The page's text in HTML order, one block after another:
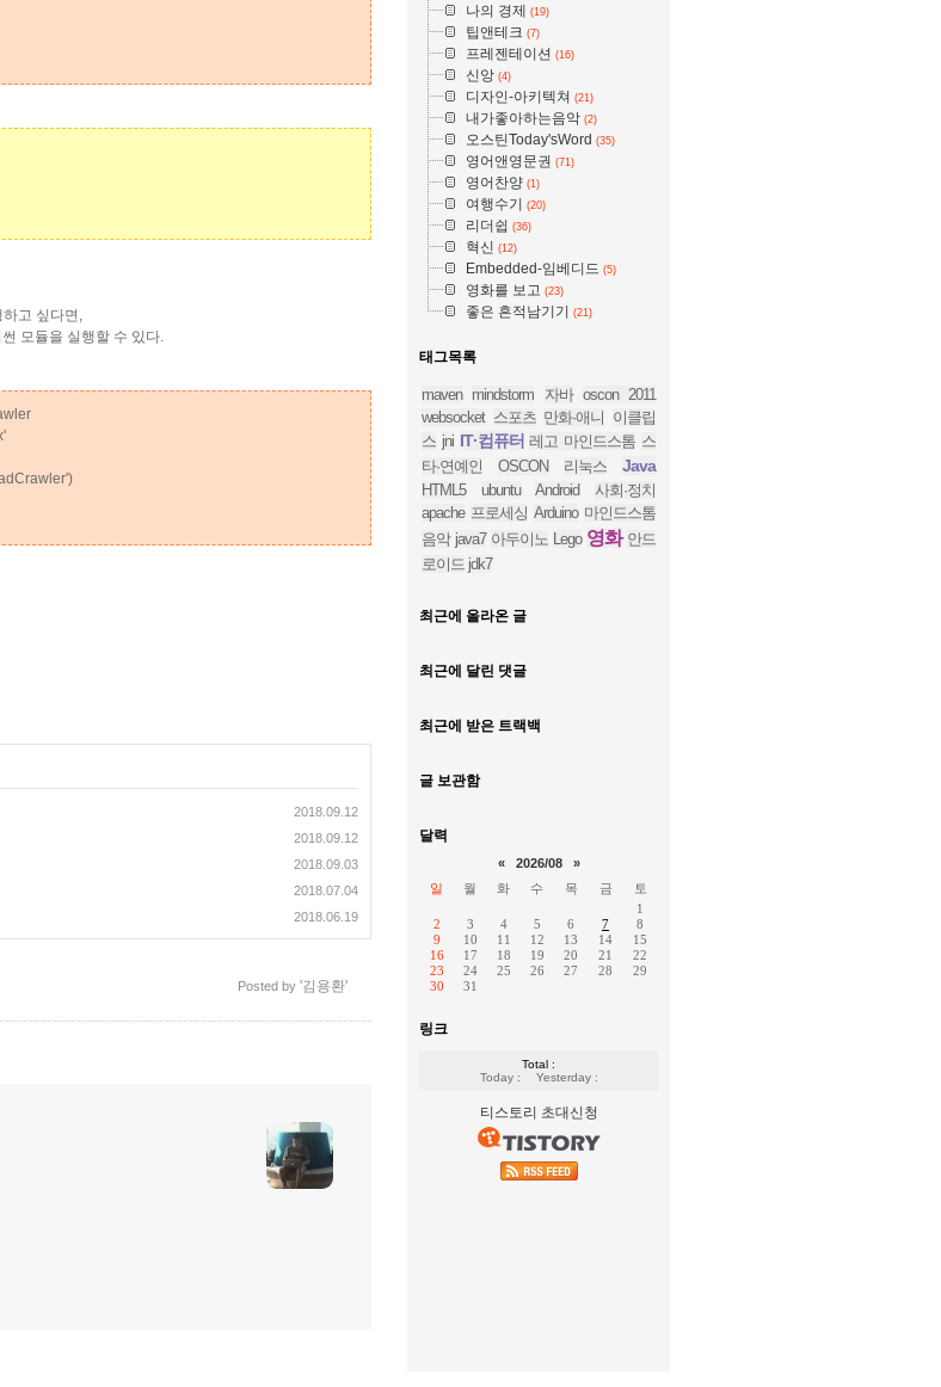
고 싶다면,
모듈을 실행할 수 있다.
2018.09.12
2018.09.12
2018.09.03
2018.07.04
2018.06.19
Posted by '김용환'
나의 경제 (19)
팁앤테크 (7)
프레젠테이션 (16)
신앙 (4)
디자인-아키텍쳐 (21)
내가좋아하는음악 (2)
오스틴Today'sWord (35)
영어앤영문권 (71)
영어찬양 (1)
여행수기 (20)
리더쉽 (36)
혁신 (12)
Embedded-임베디드 (5)
영화를 보고 (23)
좋은 흔적남기기 (21)
태그목록
maven mindstorm 자바 oscon 2011
websocket 스포츠 만화·애니 이클립
스 jni IT·컴퓨터 레고 마인드스톰 스
타·연예인
OSCON 리눅스 Java
HTML5 ubuntu Android
사회·정치
apache 프로세싱 Arduino 마인드스톰
음악 java7 아두이노 Lego 영화 안드
로이드 jdk7
최근에 올라온 글
최근에 달린 댓글
최근에 받은 트랙백
글 보관함
달력
« 2026/08
»
일
월 화 수 목 금
토
1
2
3 4 5 6 7
8
9
10 11 12 13 14
15
16
17 18 19 20 21
22
23
24 25 26 27 28
29
30
31
링크
Total :
Today :
Yesterday :
티스토리 초대신청